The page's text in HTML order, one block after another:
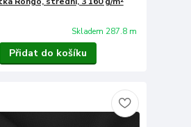
Skladem 287.8 m
Přidat do košíku